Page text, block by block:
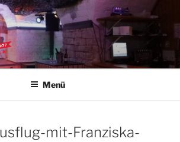
seit 1977
Menü
mit-Franziska-